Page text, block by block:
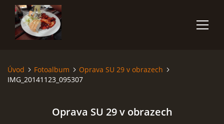
ÚVOD
Úvod Fotoalbum
Oprava SU 29 v obrazech
IMG_20141123_095307
Oprava SU 29 v obrazech